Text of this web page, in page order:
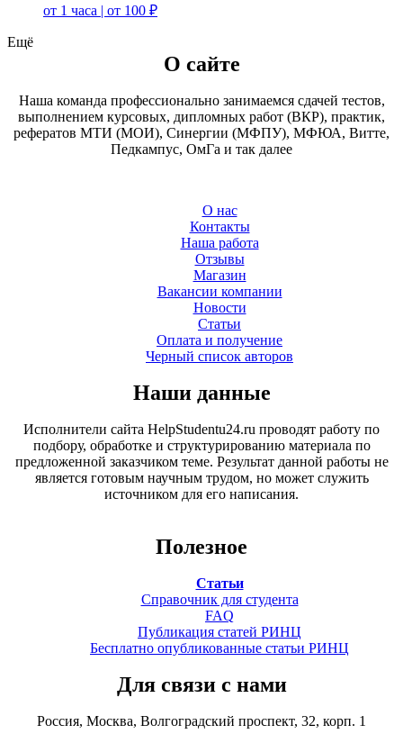
от 1 часа | от 100 ₽
Ещё
О сайте
Наша команда профессионально занимаемся сдачей тестов,
выполнением курсовых, дипломных работ (ВКР), практик,
рефератов МТИ (МОИ), Синергии (МФПУ), МФЮА, Витте,
Педкампус, ОмГа и так далее
О нас
Контакты
Наша работа
Отзывы
Магазин
Вакансии компании
Новости
Статьи
Оплата и получение
Черный список авторов
Наши данные
Исполнители сайта HelpStudentu24.ru проводят работу по
подбору, обработке и структурированию материала по
предложенной заказчиком теме. Результат данной работы не
является готовым научным трудом, но может служить
источником для его написания.
Полезное
Статьи
Справочник для студента
FAQ
Публикация статей РИНЦ
Бесплатно опубликованные статьи РИНЦ
Для связи с нами
Россия, Москва, Волгоградский проспект, 32, корп. 1